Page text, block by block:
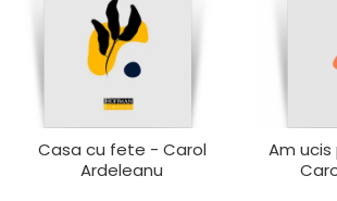
Casa cu fete - Carol
Ardeleanu
Am